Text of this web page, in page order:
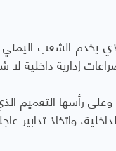
يخدم الشعب
إدارية داخلية لا
رأسها التعميم
واتخاذ تدابير